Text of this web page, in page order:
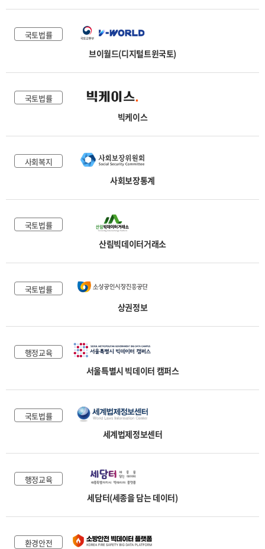
국토법률
브이월드(디지털트윈국토)
국토법률
빅케이스
사회복지
사회보장통계
국토법률
산림빅데이터거래소
국토법률
상권정보
행정교육
서울특별시 빅데이터 캠퍼스
국토법률
세계법제정보센터
행정교육
세담터(세종을 담는 데이터)
환경안전